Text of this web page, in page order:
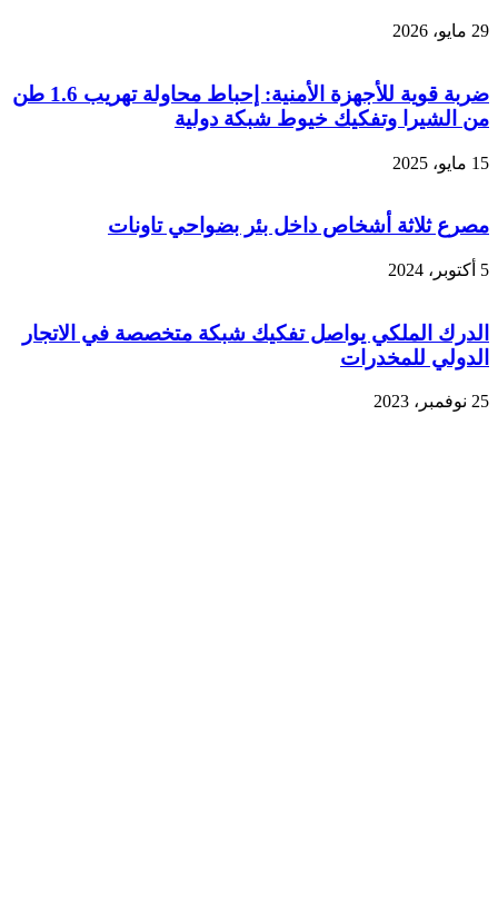
29 مايو، 2026
ضربة قوية للأجهزة الأمنية: إحباط محاولة تهريب 1.6 طن
من الشيرا وتفكيك خيوط شبكة دولية
15 مايو، 2025
مصرع ثلاثة أشخاص داخل بئر بضواحي تاونات
5 أكتوبر، 2024
الدرك الملكي يواصل تفكيك شبكة متخصصة في الاتجار
الدولي للمخدرات
25 نوفمبر، 2023